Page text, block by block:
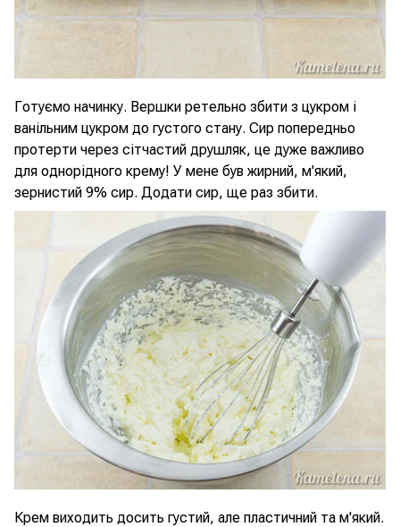
Готуємо начинку. Вершки ретельно збити з цукром і
ванільним цукром до густого стану. Сир попередньо
протерти через сітчастий друшляк, це дуже важливо
для однорідного крему! У мене був жирний, м'який,
зернистий 9% сир. Додати сир, ще раз збити.
Крем виходить досить густий, але пластичний та м'який.